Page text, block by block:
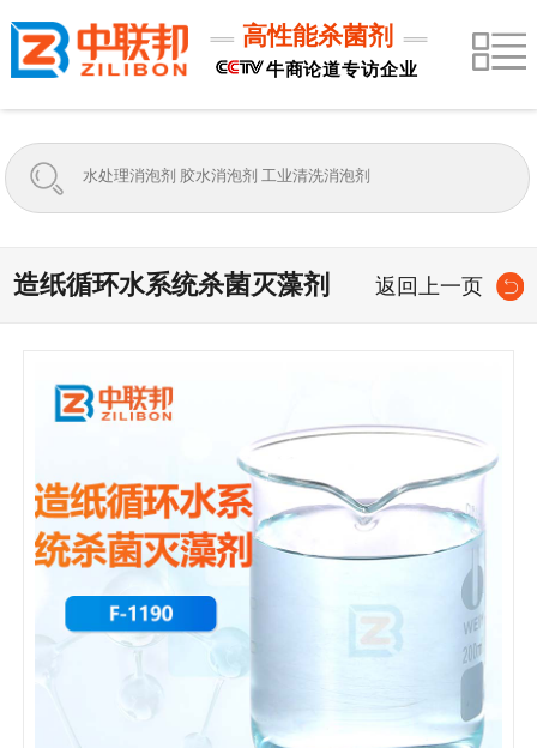
高性能杀菌剂
牛商论道专访企业
造纸循环水系统杀菌灭藻剂 返回上一页